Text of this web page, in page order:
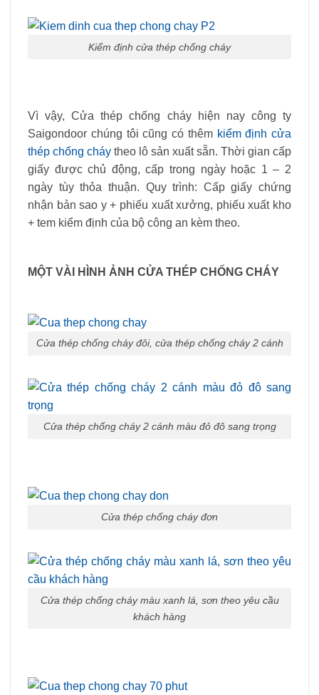
Kiểm định cửa thép chống cháy
Vì vậy, Cửa thép chống cháy hiện nay công ty
Saigondoor chúng tôi cũng có thêm kiểm định cửa
thép chống cháy theo lô sản xuất sẵn. Thời gian cấp
giấy được chủ động, cấp trong ngày hoặc 1 – 2
ngày tùy thỏa thuận. Quy trình: Cấp giấy chứng
nhận bản sao y + phiếu xuất xưởng, phiếu xuất kho
+ tem kiểm định của bộ công an kèm theo.
MỘT VÀI HÌNH ẢNH CỬA THÉP CHỐNG CHÁY
Cửa thép chống cháy đôi, cửa thép chống cháy 2 cánh
Cửa thép chống cháy 2 cánh màu đỏ đô sang trọng
Cửa thép chống cháy đơn
Cửa thép chống cháy màu xanh lá, sơn theo yêu cầu
khách hàng